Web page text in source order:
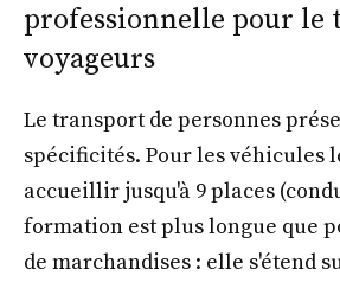
professionnelle pour le
voyageurs
Le transport de personnes
spécificités. Pour les véhicules
accueillir jusqu'à 9 places
formation est plus longue que
de marchandises : elle s'étend